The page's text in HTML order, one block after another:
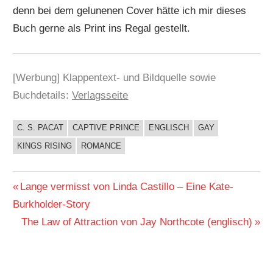
denn bei dem gelunenen Cover hätte ich mir dieses
Buch gerne als Print ins Regal gestellt.
[Werbung] Klappentext- und Bildquelle sowie
Buchdetails:Verlagsseite
BUCHIGES
C. S. PACAT CAPTIVE PRINCE ENGLISCH
GAY
KINGS RISING
ROMANCE
Beitragsnavigation
Vorheriger
Beitrag:
Lange vermisst von Linda Castillo – Eine Kate-
Burkholder-Story
Nächster
The Law of Attraction von Jay Northcote (englisch)